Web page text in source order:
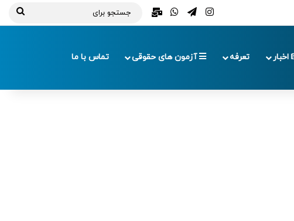
اینستاگرام
تلگرامواتس آپ
ایمیل
اخبار تعرفه آزمون های حقوقی تماس با ما